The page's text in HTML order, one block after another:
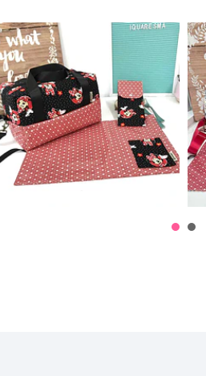
Conjunto Almoço
Personaliza...
74,00€